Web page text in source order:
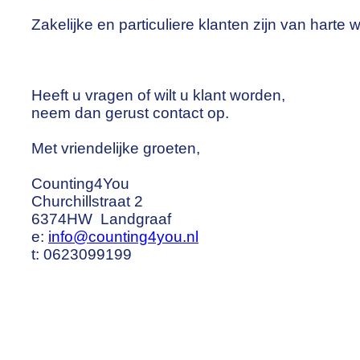
Zakelijke en particuliere klanten zijn van harte
Heeft u vragen of wilt u klant worden,
neem dan gerust contact op.
Met vriendelijke groeten,
Counting4You
Churchillstraat 2
6374HW Landgraaf
e: info@counting4you.nl
t: 0623099199